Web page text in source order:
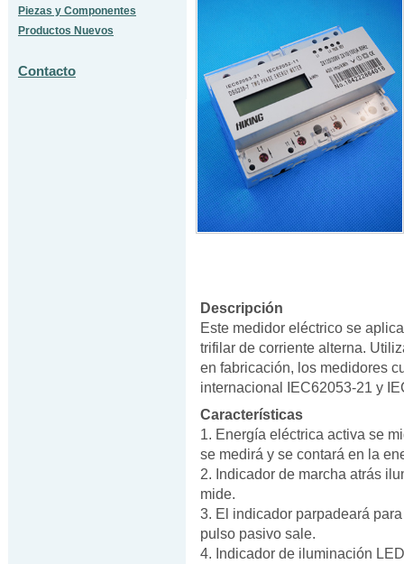
Piezas y Componentes
Productos Nuevos
Contacto
Descripción
Este medidor eléctrico se
trifilar de corriente alterna.
en fabricación, los medidores
internacional IEC62053-21 y
Características
1. Energía eléctrica activa se
se medirá y se contará en la
2. Indicador de marcha atrás
mide.
3. El indicador parpadeará
pulso pasivo sale.
4. Indicador de iluminación